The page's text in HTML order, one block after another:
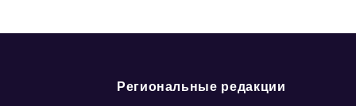
Региональные редакции